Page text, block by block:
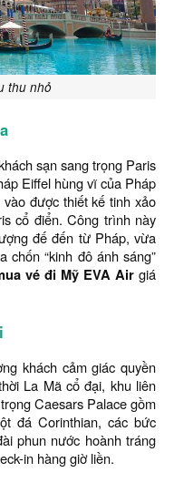
thu nhỏ
sạn sang trọng Paris
Eiffel hùng vĩ của Pháp
được thiết kế tinh xảo
cổ điển. Công trình này
đế đến từ Pháp, vừa
“kinh đô ánh sáng”
vé đi Mỹ EVA Airgiá
khách cảm giác quyền
La Mã cổ đại, khu liên
Caesars Palace gồm
đá Corinthian, các bức
phun nước hoành tráng
in hàng giờ liền.